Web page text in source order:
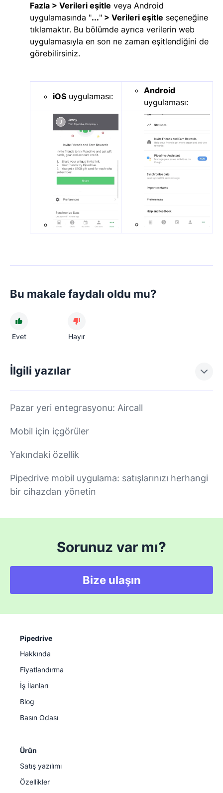
Fazla > Verileri eşitle veya Android
uygulamasında "..." > Verileri eşitle seçeneğine
tıklamaktır. Bu bölümde ayrıca verilerin web
uygulamasıyla en son ne zaman eşitlendiğini de
görebilirsiniz.
iOS uygulaması:
Android
uygulaması:
Bu makale faydalı oldu mu?
Evet Hayır
İlgili yazılar
Pazar yeri entegrasyonu: Aircall
Mobil için içgörüler
Yakındaki özellik
Pipedrive mobil uygulama: satışlarınızı herhangi
bir cihazdan yönetin
Sorunuz var mı?
Bize ulaşın
Pipedrive
Hakkında
Fiyatlandırma
İş İlanları
Blog
Basın Odası
Ürün
Satış yazılımı
Özellikler